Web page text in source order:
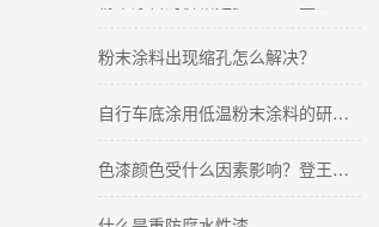
粉末涂料出现缩孔怎么解决？
什么是重防腐水性漆